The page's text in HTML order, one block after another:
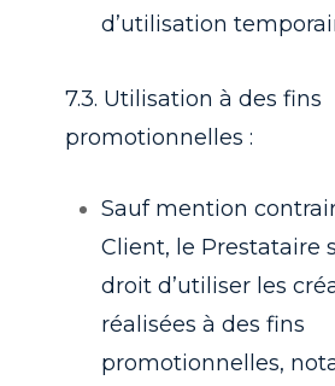
d’utilisation
7.3. Utilisation à des fins
promotionnelles :
Sauf mention
Client, le Prestataire
droit d’utiliser les
réalisées à des fins
promotionnelles,